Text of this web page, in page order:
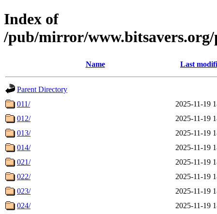
Index of
/pub/mirror/
Name Last
Parent Directory
011/
2025-11-19
012/
2025-11-19
013/
2025-11-19
014/
2025-11-19
021/
2025-11-19
022/
2025-11-19
023/
2025-11-19
024/
2025-11-19